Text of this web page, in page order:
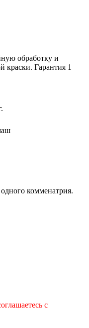
обработку и
краски. Гарантия 1
комменатрия.
с